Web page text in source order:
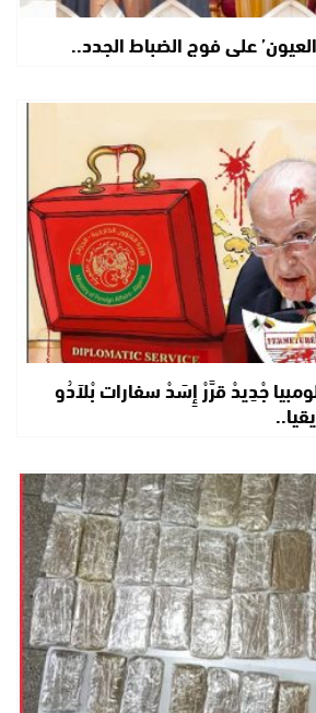
على فوج الضباط الجدد..
جْدِيدْ قرَّرْ إِسَدْ سفارات بْلاَدُو